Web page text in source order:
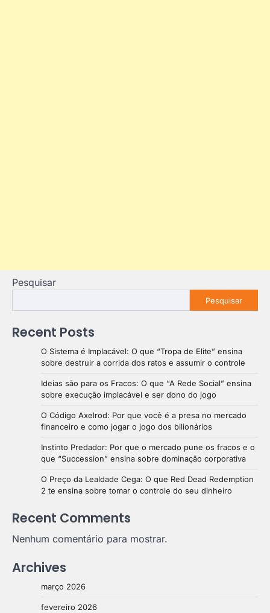
Pesquisar
Pesquisar
Recent Posts
O Sistema é Implacável: O que “Tropa de Elite” ensina
sobre destruir a corrida dos ratos e assumir o controle
Ideias são para os Fracos: O que “A Rede Social” ensina
sobre execução implacável e ser dono do jogo
O Código Axelrod: Por que você é a presa no mercado
financeiro e como jogar o jogo dos bilionários
Instinto Predador: Por que o mercado pune os fracos e o
que “Succession” ensina sobre dominação corporativa
O Preço da Lealdade Cega: O que Red Dead Redemption
2 te ensina sobre tomar o controle do seu dinheiro
Recent Comments
Nenhum comentário para mostrar.
Archives
março 2026
fevereiro 2026